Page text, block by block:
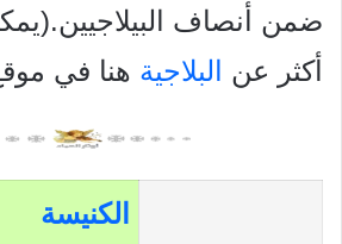
ضمن أنصاف
أكثر عن
البلاجية هنا في
الكنيسة